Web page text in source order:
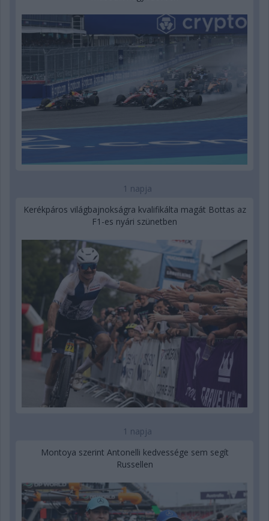
1 napja
Kerékpáros világbajnokságra kvalifikálta magát Bottas az
F1-es nyári szünetben
1 napja
Montoya szerint Antonelli kedvessége sem segít
Russellen